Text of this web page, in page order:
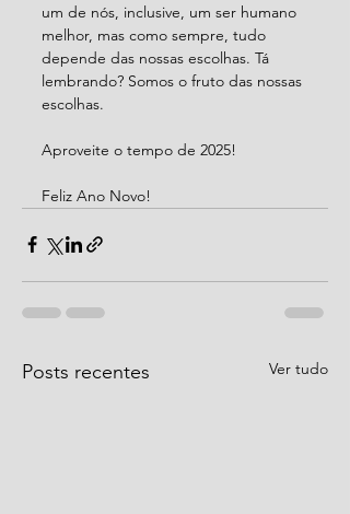
um de nós, inclusive, um ser humano
melhor, mas como sempre, tudo
depende das nossas escolhas. Tá
lembrando? Somos o fruto das nossas
escolhas.
Aproveite o tempo de 2025!
Feliz Ano Novo!
Posts recentes Ver tudo